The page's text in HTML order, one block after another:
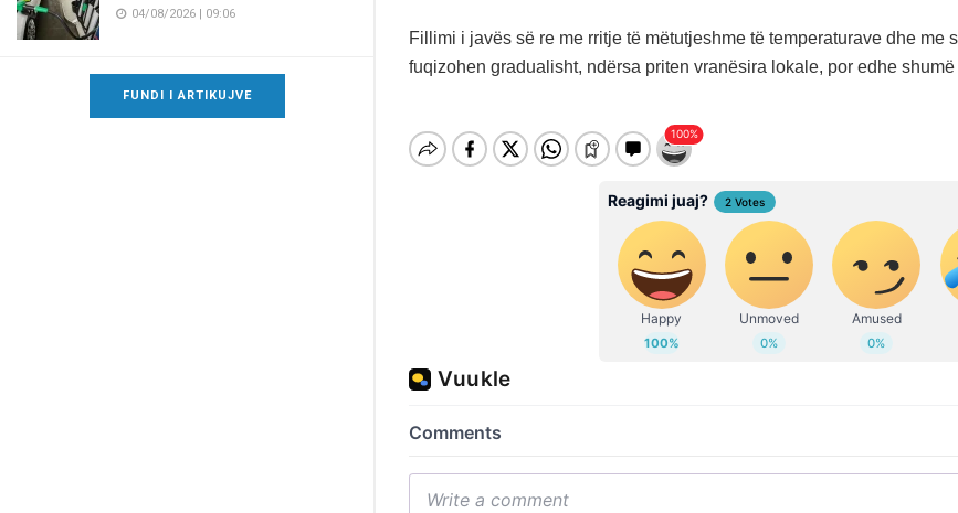
04/08/2026 | 09:06
FUNDI I ARTIKUJVE
Fillimi i javës së re me rritje të mëtutjeshme të temperaturave dhe
fuqizohen gradualisht, ndërsa priten vranësira lokale, por edhe